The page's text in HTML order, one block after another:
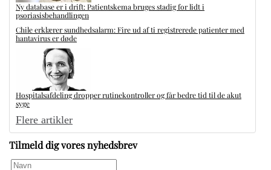
Ny database er i drift: Patientskema bruges stadig for lidt i
psoriasisbehandlingen
Chile erklærer sundhedsalarm: Fire ud af ti registrerede patienter med
hantavirus er døde
Hospitalsafdeling dropper rutinekontroller og får bedre tid til de akut
syge
Flere artikler
Tilmeld dig vores nyhedsbrev